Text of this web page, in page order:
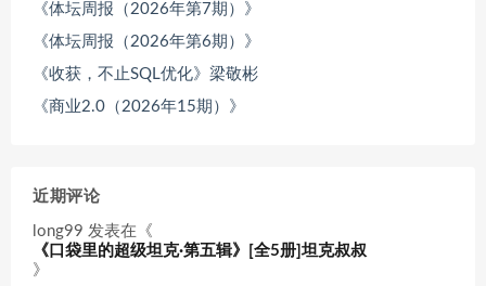
《体坛周报（2026年第7期）》
《体坛周报（2026年第6期）》
《收获，不止SQL优化》梁敬彬
《商业2.0（2026年15期）》
近期评论
long99 发表在《
《口袋里的超级坦克·第五辑》[全5册]坦克叔叔
》